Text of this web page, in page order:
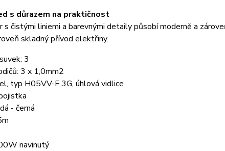
s důrazem na praktičnost
s čistými liniemi a barevnými detaily působí moderně a
skladný přívod elektřiny.
3
3 x 1,0mm2
typ H05VV-F 3G, úhlová vidlice
- černá
navinutý